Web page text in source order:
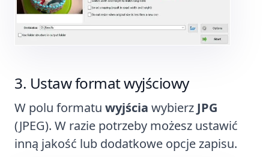
Ustaw format wyjściowy
W polu formatu wyjścia wybierz JPG
(JPEG). W razie potrzeby możesz ustawić
inną jakość lub dodatkowe opcje zapisu.